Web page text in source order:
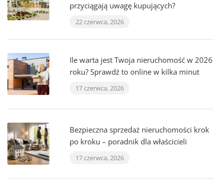
przyciągają uwagę kupujących?
22 czerwca, 2026
Ile warta jest Twoja nieruchomość w 2026
roku? Sprawdź to online w kilka minut
17 czerwca, 2026
Bezpieczna sprzedaż nieruchomości krok
po kroku – poradnik dla właścicieli
17 czerwca, 2026